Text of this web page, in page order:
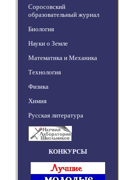
Соросовский
образовательный журнал
Биология
Науки о Земле
Математика и Механика
Технология
Физика
Химия
Русская литература
КОНКУРСЫ